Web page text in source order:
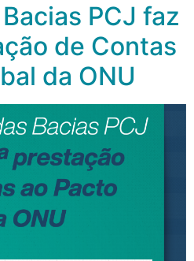
PCJ faz
de Contas
da ONU